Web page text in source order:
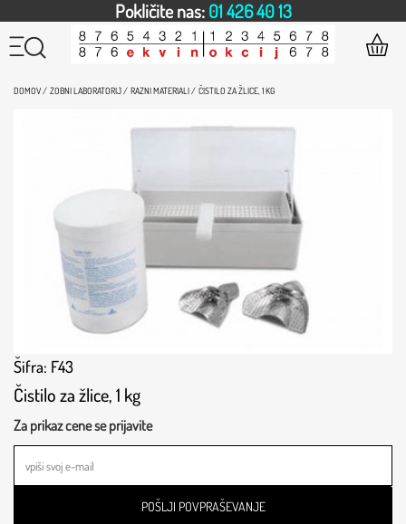
Pokličite nas:01 426 40 13
DOMOV / ZOBNI LABORATORIJ / RAZNI MATERIALI / ČISTILO ZA ŽLICE, 1 KG
Šifra: F43
Čistilo za žlice, 1 kg
Za prikaz cene se prijavite
POŠLJI POVPRAŠEVANJE